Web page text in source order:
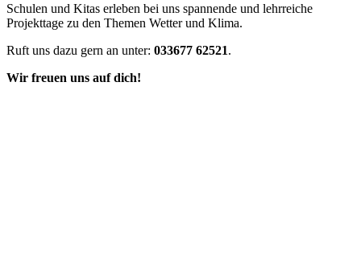
Schulen und Kitas erleben bei uns spannende und lehrreiche
Projekttage zu den Themen Wetter und Klima.
Ruft uns dazu gern an unter: 033677 62521.
Wir freuen uns auf dich!